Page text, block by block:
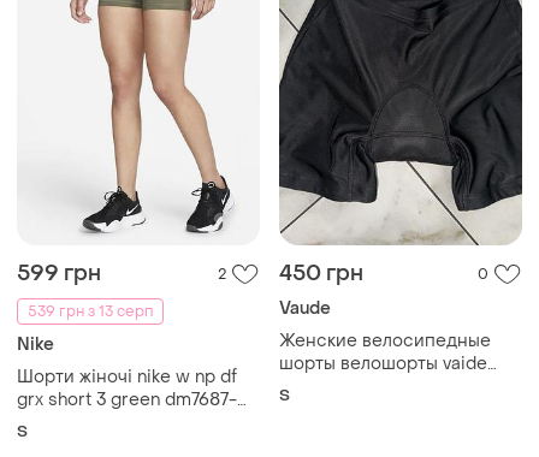
599 грн
2
539 грн з 13 серп
Nike
Шорти жіночі nike w np df
grx short 3 green dm7687-
222
S
450 грн 0
Vaude
Женские велосипедные
шорты велошорты vaide
памперс dupont размер s
S